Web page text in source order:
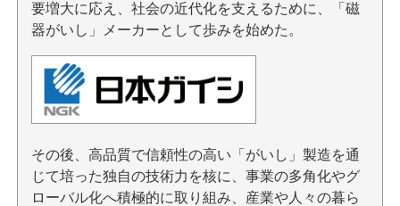
要増大に応え、社会の近代化を支えるために、「磁
器がいし」メーカーとして歩みを始めた。
その後、高品質で信頼性の高い「がいし」製造を通
じて培った独自の技術力を核に、事業の多角化やグ
ローバル化へ積極的に取り組み、産業や人々の暮ら